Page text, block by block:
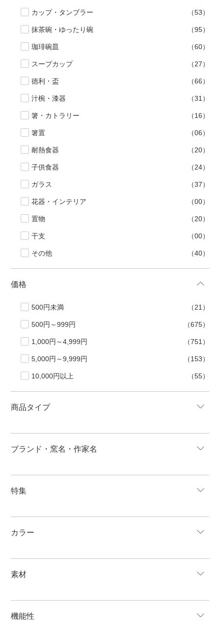
特集
カラー
素材
機能性
手ざわり
カップ・タンブラー （53）
抹茶碗・ゆったり碗 （95）
珈琲碗皿 （60）
スープカップ （27）
徳利・盃 （66）
汁椀・漆器 （31）
箸・カトラリー （16）
箸置 （06）
耐熱食器 （20）
子供食器 （24）
ガラス （37）
花器・インテリア （00）
置物 （20）
干支 （00）
その他 （40）
価格
500円未満 （21）
500円～999円 （675）
1,000円～4,999円 （751）
5,000円～9,999円 （153）
10,000円以上 （55）
商品タイプ
ブランド・窯名・作家名
特集
カラー
素材
機能性